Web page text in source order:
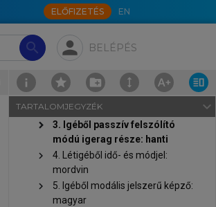
ELŐFIZETÉS EN
search person BELÉPÉS
TARTALOMJEGYZÉK navigate_next
hangtörténetileg problematikus
feltevés
chevron_right II. Igéből igei affixum – a
grammatikalizáció ritka esete uráli
nyelvekben
1. Bevezetés
2. Igéből aspektusjelölő igei
affixum: kamassz
chevron_right
3. Igéből passzív felszólító
módú igerag része: hanti
chevron_right
4. Létigéből idő- és módjel:
mordvin
chevron_right
5. Igéből modális jelszerű képző:
magyar